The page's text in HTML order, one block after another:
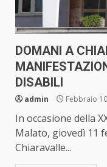
DOMANI A
DISABILI
admin Febbraio
In occasione della
Malato, giovedì 11
Chiaravalle...